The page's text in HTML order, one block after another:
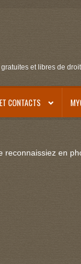
et libres de
CONTACTS
reconnaissiez en